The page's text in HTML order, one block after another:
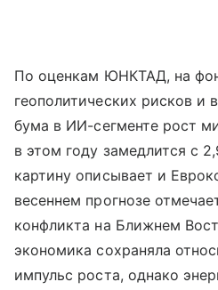
По оценкам ЮНКТАД, на
геополитических рисков и
бума в ИИ-сегменте рост
в этом году замедлится с
картину описывает и
весеннем прогнозе
конфликта на Ближнем
экономика сохраняла
импульс роста, однако